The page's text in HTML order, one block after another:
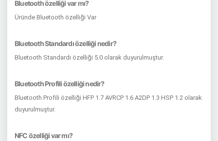
Bluetooth özelliği var mı?
Üründe Bluetooth özelliği Var
Bluetooth Standardı özelliği nedir?
Bluetooth Standardı özelliği 5.0 olarak duyurulmuştur.
Bluetooth Profili özelliği nedir?
Bluetooth Profili özelliği HFP 1.7 AVRCP 1.6 A2DP 1.3 HSP 1.2 olarak
duyurulmuştur.
NFC özelliği var mı?